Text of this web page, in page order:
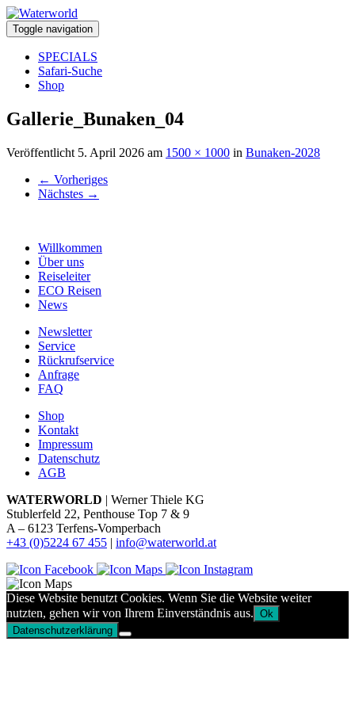
Toggle navigation
SPECIALS
Safari-Suche
Shop
Gallerie_Bunaken_04
Veröffentlicht 5. April 2026 am 1500 × 1000 in Bunaken-2028
← Vorheriges
Nächstes →
Willkommen
Über uns
Reiseleiter
ECO Reisen
News
Newsletter
Service
Rückrufservice
Anfrage
FAQ
Shop
Kontakt
Impressum
Datenschutz
AGB
WATERWORLD | Werner Thiele KG
Stublerfeld 22, Penthouse Top 7 & 9
A – 6123 Terfens-Vomperbach
+43 (0)5224 67 455 | info@waterworld.at
Diese Website benutzt Cookies. Wenn Sie die Website weiter
nutzten, gehen wir von Ihrem Einverständnis aus. Ok
Datenschutzerklärung